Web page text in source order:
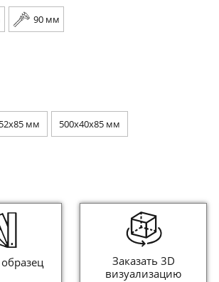
90 мм
мм 500x40x85 мм
Заказать 3D
визуализацию